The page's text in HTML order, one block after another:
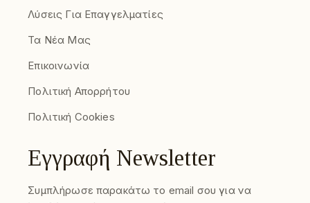
Λύσεις Για Επαγγελματίες
Τα Νέα Μας
Επικοινωνία
Πολιτική Απορρήτου
Πολιτική Cookies
Εγγραφή Newsletter
Συμπλήρωσε παρακάτω το email σου για να